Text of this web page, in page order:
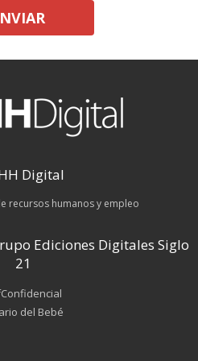
Digital
recursos humanos y empleo
Ediciones Digitales Siglo
21
del Bebé